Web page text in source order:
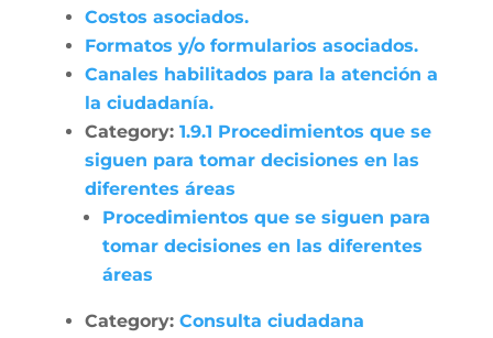
Costos asociados.
Formatos y/o formularios asociados.
Canales habilitados para la atención a
la ciudadanía.
Category: 1.9.1 Procedimientos que se
siguen para tomar decisiones en las
diferentes áreas
Procedimientos que se siguen para
tomar decisiones en las diferentes
áreas
Category: Consulta ciudadana